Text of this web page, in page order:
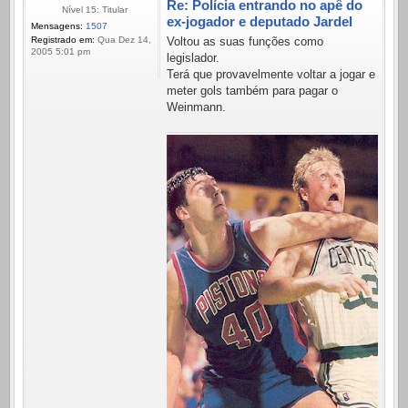
Nível 15: Titular
Mensagens: 1507
Registrado em: Qua Dez 14,
2005 5:01 pm
Re: Polícia entrando no apê do
ex-jogador e deputado Jardel
Voltou as suas funções como
legislador.
Terá que provavelmente voltar a jogar e
meter gols também para pagar o
Weinmann.